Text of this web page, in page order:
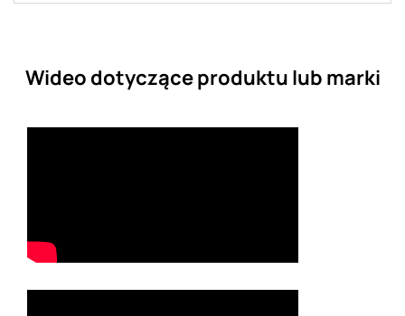
Wideo dotyczące produktu lub marki